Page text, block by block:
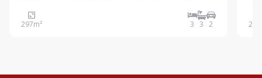
297m² e área total de 384m². Com 3 suítes, closet, 2
vagas cobertas, lareira, piscina, sacada, aberturas
297m² 3 3 2 220